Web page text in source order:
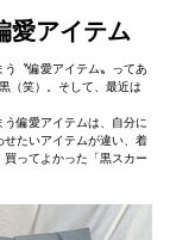
愛アイテム
〝偏愛アイテム〟ってあ
（笑）。そして、最近は
偏愛アイテムは、自分に
せたいアイテムが違い、着
ってよかった「黒スカー